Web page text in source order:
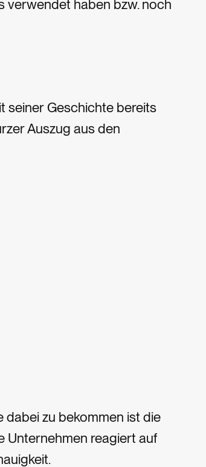
verwendet haben bzw. noch
seiner Geschichte bereits
Auszug aus den
dabei zu bekommen ist die
Unternehmen reagiert auf